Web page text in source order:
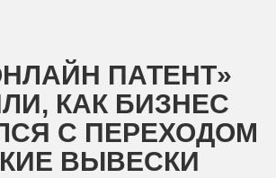
ПАТЕНТ»
КАК БИЗНЕС
С ПЕРЕХОДОМ
ВЫВЕСКИ